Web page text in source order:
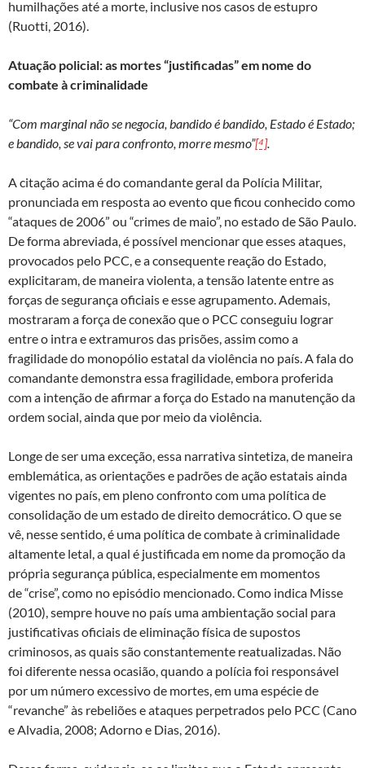
humilhações até a morte, inclusive nos casos de estupro
(Ruotti, 2016).
Atuação policial: as mortes “justificadas” em nome do
combate à criminalidade
“Com marginal não se negocia, bandido é bandido, Estado é Estado;
e bandido, se vai para confronto, morre mesmo”[⁴].
A citação acima é do comandante geral da Polícia Militar,
pronunciada em resposta ao evento que ficou conhecido como
“ataques de 2006” ou “crimes de maio”, no estado de São Paulo.
De forma abreviada, é possível mencionar que esses ataques,
provocados pelo PCC, e a consequente reação do Estado,
explicitaram, de maneira violenta, a tensão latente entre as
forças de segurança oficiais e esse agrupamento. Ademais,
mostraram a força de conexão que o PCC conseguiu lograr
entre o intra e extramuros das prisões, assim como a
fragilidade do monopólio estatal da violência no país. A fala do
comandante demonstra essa fragilidade, embora proferida
com a intenção de afirmar a força do Estado na manutenção da
ordem social, ainda que por meio da violência.
Longe de ser uma exceção, essa narrativa sintetiza, de maneira
emblemática, as orientações e padrões de ação estatais ainda
vigentes no país, em pleno confronto com uma política de
consolidação de um estado de direito democrático. O que se
vê, nesse sentido, é uma política de combate à criminalidade
altamente letal, a qual é justificada em nome da promoção da
própria segurança pública, especialmente em momentos
de “crise”, como no episódio mencionado. Como indica Misse
(2010), sempre houve no país uma ambientação social para
justificativas oficiais de eliminação física de supostos
criminosos, as quais são constantemente reatualizadas. Não
foi diferente nessa ocasião, quando a polícia foi responsável
por um número excessivo de mortes, em uma espécie de
“revanche” às rebeliões e ataques perpetrados pelo PCC (Cano
e Alvadia, 2008; Adorno e Dias, 2016).